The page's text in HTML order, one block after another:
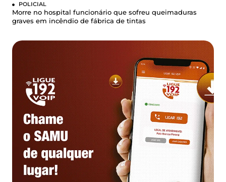
POLICIAL
Morre no hospital funcionário que sofreu queimaduras
graves em incêndio de fábrica de tintas